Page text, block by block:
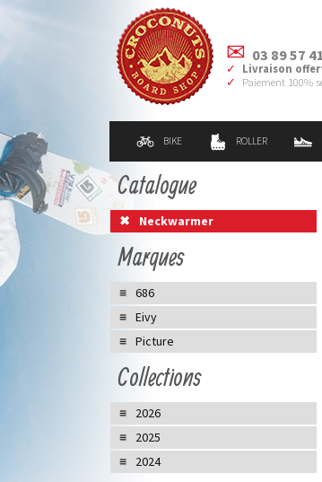
03 89 57
Livraison
Paiement 100%
BIKE ROLLER
Catalogue
Neckwarmer
Marques
686
Eivy
Picture
Collections
2026
2025
2024